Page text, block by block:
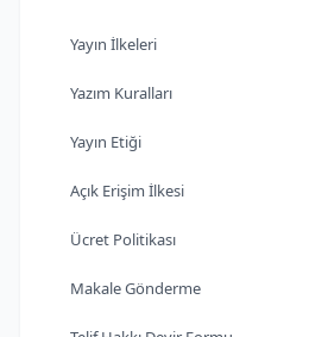
Yayın İlkeleri
Yazım Kuralları
Yayın Etiği
Açık Erişim İlkesi
Ücret Politikası
Makale Gönderme